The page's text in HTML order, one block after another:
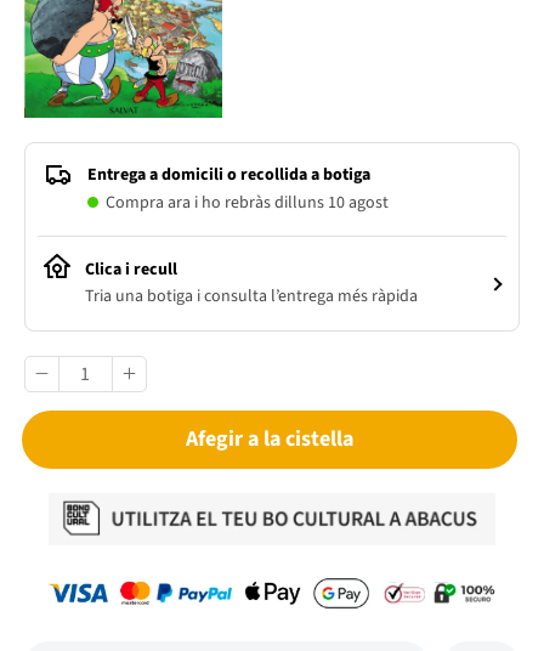
Entrega a domicili o recollida a botiga
Compra ara i ho rebràs dilluns 10 agost
Clica i recull
Tria una botiga i consulta l’entrega més ràpida
Afegir a la cistella